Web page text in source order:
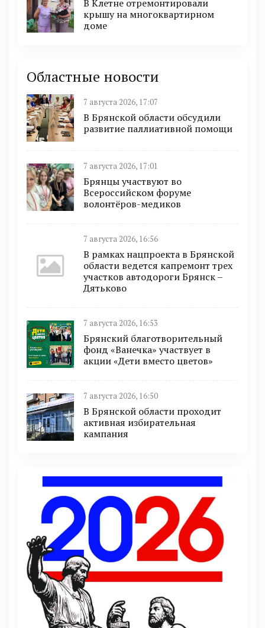
В Клетне отремонтировали
крышу на многоквартирном
доме
Областные новости
7 августа 2026, 17:07
В Брянской области обсудили
развитие паллиативной помощи
7 августа 2026, 17:01
Брянцы участвуют во
Всероссийском форуме
волонтёров-медиков
7 августа 2026, 16:56
В рамках нацпроекта в Брянской
области ведется капремонт трех
участков автодороги Брянск –
Дятьково
7 августа 2026, 16:53
Брянский благотворительный
фонд «Ванечка» участвует в
акции «Дети вместо цветов»
7 августа 2026, 16:50
В Брянской области проходит
активная избирательная
кампания